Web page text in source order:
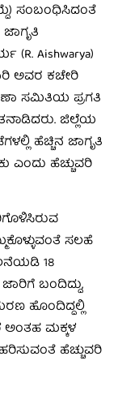
ಸಂಬಂಧಿಸಿದಂತೆ
Aishwarya)
ಅವರ ಕಚೇರಿ
ಸಮಿತಿಯ ಪ್ರಗತಿ
ಜಿಲ್ಲೆಯ
ಹೆಚ್ಚಿನ ಜಾಗೃತಿ
ಎಂದು ಹೆಚ್ಚುವರಿ
ಸಲಹೆ
18
ಬಂದಿದ್ದು,
ಹೊಂದಿದ್ದಲ್ಲಿ
ಅಂತಹ ಮಕ್ಕಳ
ಹೆಚ್ಚುವರಿ